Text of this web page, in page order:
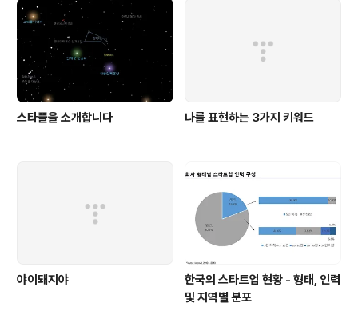
스타플을 소개합니다 나를 표현하는 3가지 키워드
야이돼지야
한국의 스타트업 현황 - 형태, 인력
및 지역별 분포